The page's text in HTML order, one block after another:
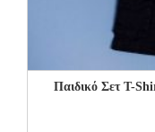
Παιδικό Σετ Τ-